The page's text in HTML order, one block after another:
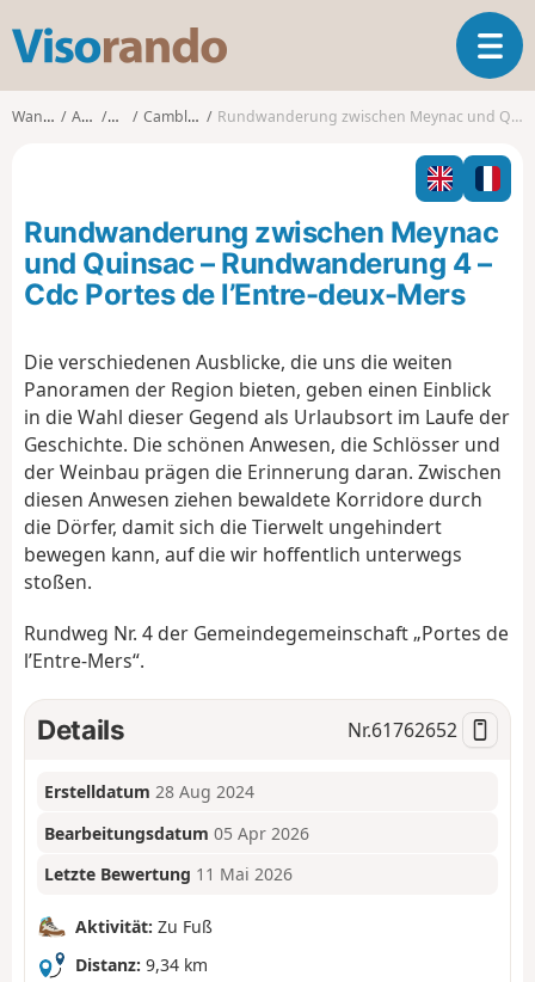
s
o
o
T
o
g
l
n
a
v
i
o
n
Wanderungen Aquitanien Gironde
Camblanes-et-Meynac Rundwanderung zwischen Meynac und Quinsac – Rundwanderung 4 – Cdc Portes de l’Entre-deux-Mers
Rundwanderung zwischen Meynac
und Quinsac – Rundwanderung 4 –
Cdc Portes de l’Entre-deux-Mers
Die verschiedenen Ausblicke, die uns die weiten
Panoramen der Region bieten, geben einen Einblick
in die Wahl dieser Gegend als Urlaubsort im Laufe der
Geschichte. Die schönen Anwesen, die Schlösser und
der Weinbau prägen die Erinnerung daran. Zwischen
diesen Anwesen ziehen bewaldete Korridore durch
die Dörfer, damit sich die Tierwelt ungehindert
bewegen kann, auf die wir hoffentlich unterwegs
stoßen.
Rundweg Nr. 4 der Gemeindegemeinschaft „Portes de
l’Entre-Mers“.
Details Nr.61762652
Erstelldatum 28 Aug 2024
Bearbeitungsdatum 05 Apr 2026
Letzte Bewertung 11 Mai 2026
Aktivität: Zu Fuß
Distanz: 9,34 km